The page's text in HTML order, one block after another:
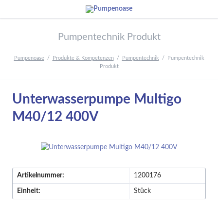
Pumpentechnik Produkt
Pumpenoase Produkte & Kompetenzen Pumpentechnik
Pumpentechnik
Produkt
Unterwasserpumpe Multigo
M40/12 400V
Artikelnummer: 1200176
Einheit: Stück